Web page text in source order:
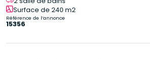
Surface de 240 m2
Référence de l’annonce
15356